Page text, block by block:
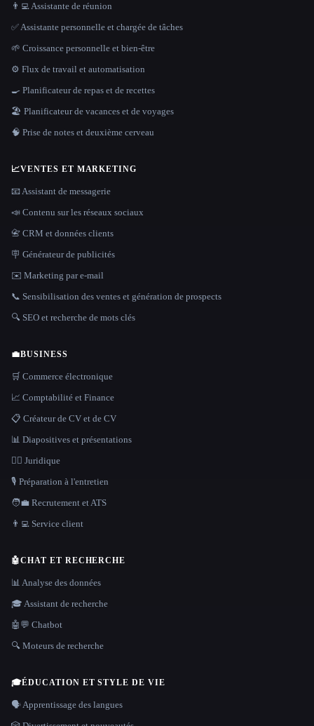
👨‍💻 Assistante de réunion
✅ Assistante personnelle et chargée de tâches
🌱 Croissance personnelle et bien-être
⚙️ Flux de travail et automatisation
🍳 Planificateur de repas et de recettes
🏖 Planificateur de vacances et de voyages
🧠 Prise de notes et deuxième cerveau
📈VENTES ET MARKETING
📧 Assistant de messagerie
📣 Contenu sur les réseaux sociaux
📇 CRM et données clients
🪧 Générateur de publicités
✉️ Marketing par e-mail
📞 Sensibilisation des ventes et génération de prospects
🔍 SEO et recherche de mots clés
💼BUSINESS
🛒 Commerce électronique
📈 Comptabilité et Finance
📋 Créateur de CV et de CV
📊 Diapositives et présentations
👩‍⚖️ Juridique
🎙️ Préparation à l'entretien
🧑‍💼 Recrutement et ATS
👨‍💻 Service client
🤖CHAT ET RECHERCHE
📊 Analyse des données
🎓 Assistant de recherche
🤖💬 Chatbot
🔍 Moteurs de recherche
🎓ÉDUCATION ET STYLE DE VIE
🗣️ Apprentissage des langues